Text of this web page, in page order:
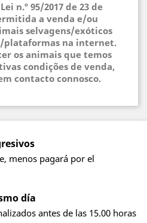
n.º 95/2017 de 23 de
a venda e/ou
selvagens/exóticos
plataformas na internet.
os animais que temos
condições de venda,
contacto connosco.
menos pagará por el
día
antes de las 15.00 horas